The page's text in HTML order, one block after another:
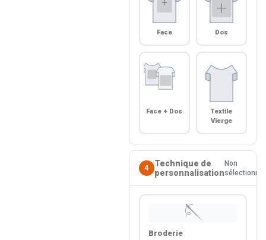
Face Dos
Face + Dos
Textile
Vierge
4
Technique de
personnalisation
Non
sélectionné
🪡
Broderie